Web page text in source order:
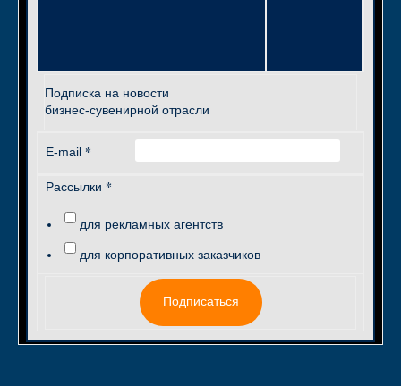
Подписка на новости
бизнес-сувенирной отрасли
E-mail *
Рассылки *
для рекламных агентств
для корпоративных заказчиков
Подписаться